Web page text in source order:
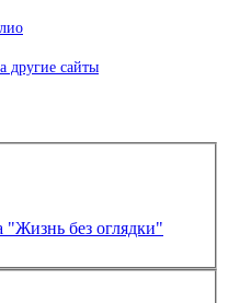
другие сайты
"Жизнь без оглядки"